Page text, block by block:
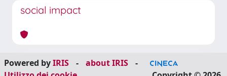
social impact
Powered byIRIS - about IRIS
-